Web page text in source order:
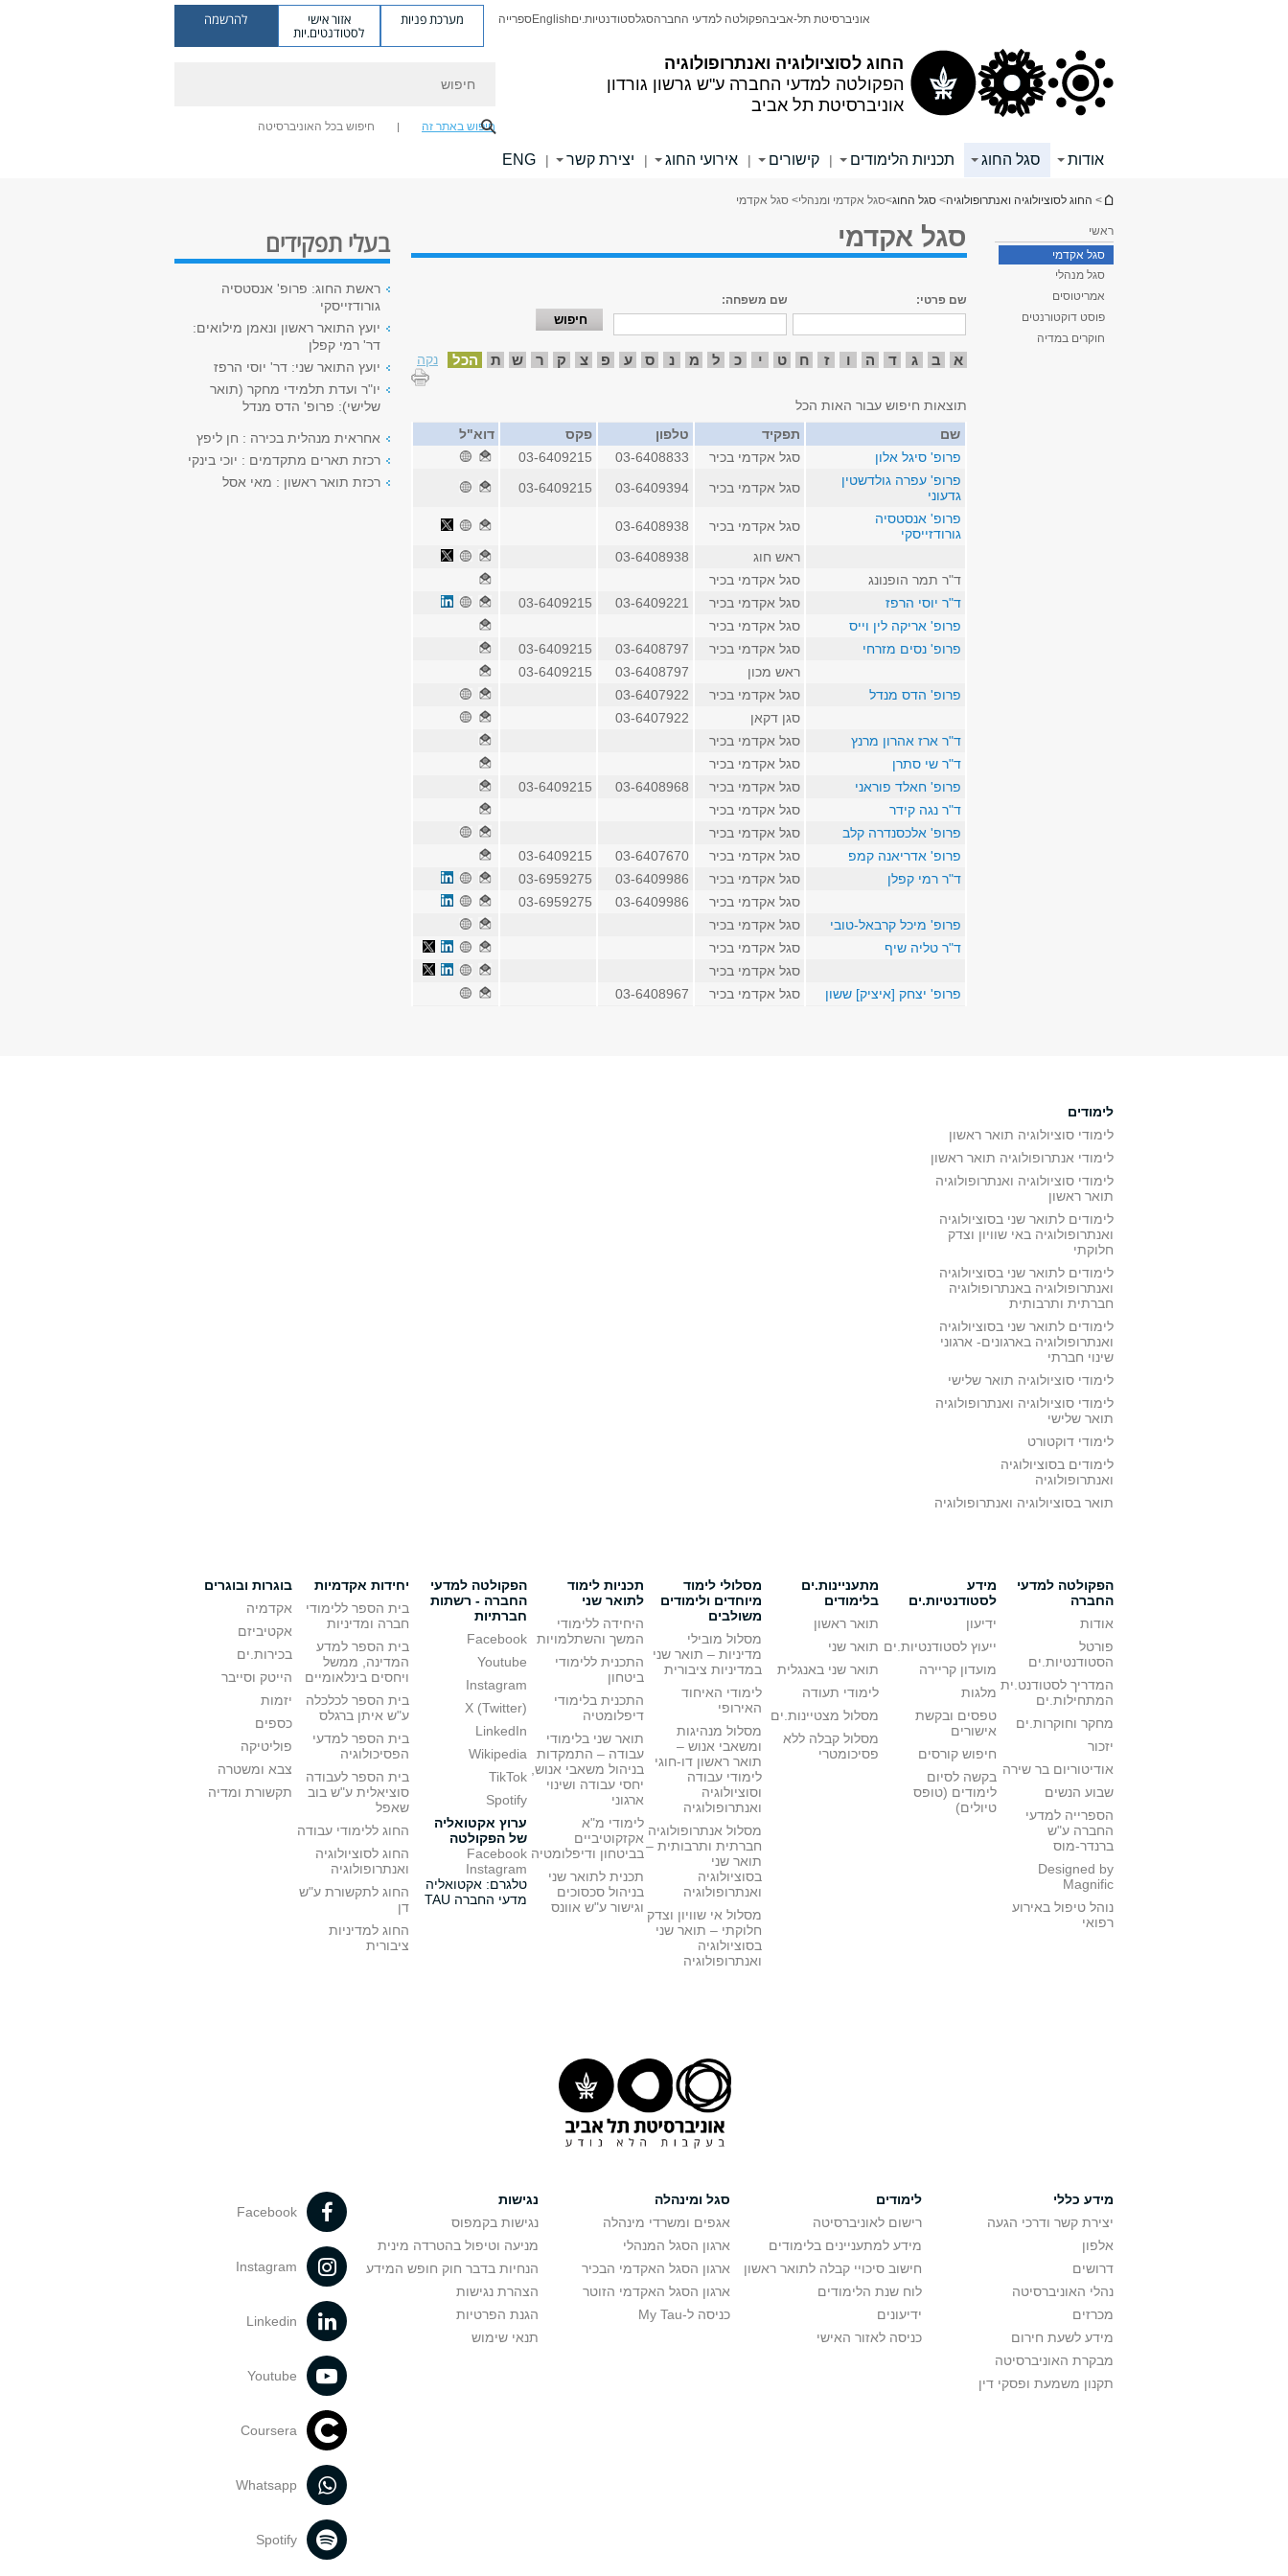
החוג לסוציולוגיה ואנתרופולוגיה
הפקולטה למדעי החברה ע"ש גרשון גורדון
אוניברסיטת תל אביב
אוניברסיטת תל-אביבהפקולטה למדעי החברהסגלסטודנטיות.יםEnglishספרייה מערכת פניות אזור אישי
לסטודנטים.יות
להרשמה
חיפוש באתר זה חיפוש בכל האוניברסיטה
אודות סגל החוג תכניות הלימודים | קישורים | אירועי החוג | יצירת קשר |
ENG
הינך נמצא כאן
> החוג לסוציולוגיה ואנתרופולוגיה> סגל החוג>סגל אקדמי ומנהלי> סגל אקדמי
ראשי
סגל אקדמי
סגל מנהלי
אמריטוסים
פוסט דוקטורנטים
חוקרים במדיה
סגל אקדמי
שם פרטי: שם משפחה:
א ב ג ד ה ו ז ח ט י כ ל מ נ ס ע פ צ ק ר ש ת הכל נקה
תוצאות חיפוש עבור האות הכל
שם
תפקיד טלפון פקס
דוא"ל
פרופ' סיגל אלון
סגל אקדמי בכיר 03-6408833
03-6409215
פרופ' עפרה גולדשטין
גדעוני
סגל אקדמי בכיר 03-6409394
03-6409215
פרופ' אנסטסיה
גורודזייסקי
סגל אקדמי בכיר
03-6408938
ראש חוג
03-6408938
ד"ר תמר הופנונג
סגל אקדמי בכיר
ד"ר יוסי הרפז
סגל אקדמי בכיר 03-6409221
03-6409215
פרופ' אריקה לין וייס
סגל אקדמי בכיר
פרופ' נסים מזרחי
סגל אקדמי בכיר 03-6408797
03-6409215
ראש מכון
03-6408797
03-6409215
פרופ' הדס מנדל
סגל אקדמי בכיר
03-6407922
סגן דקאן
03-6407922
ד"ר ארז אהרון מרנץ
סגל אקדמי בכיר
ד"ר שי סתרן
סגל אקדמי בכיר
פרופ' חאלד פוראני
סגל אקדמי בכיר 03-6408968
03-6409215
ד"ר נגה קידר
סגל אקדמי בכיר
פרופ' אלכסנדרה קלב
סגל אקדמי בכיר
פרופ' אדריאנה קמפ
סגל אקדמי בכיר 03-6407670
03-6409215
ד"ר רמי קפלן
סגל אקדמי בכיר 03-6409986
03-6959275
סגל אקדמי בכיר
03-6409986
03-6959275
פרופ' מיכל קרבאל-טובי
סגל אקדמי בכיר
ד"ר טליה שיף
סגל אקדמי בכיר
סגל אקדמי בכיר
פרופ' יצחק [איציק] ששון
סגל אקדמי בכיר 03-6408967
בעלי תפקידים
ראשת החוג: פרופ' אנסטסיה
גורודזייסקי
יועץ התואר ראשון ונאמן מילואים:
דר' רמי קפלן
יועץ התואר שני: דר' יוסי הרפז
יו"ר ועדת תלמידי מחקר (תואר
שלישי): פרופ' הדס מנדל
אחראית מנהלית בכירה : חן ליפץ
רכזת תארים מתקדמים : יוכי בינקי
רכזת תואר ראשון : מאי אסל
לימודים
לימודי סוציולוגיה תואר ראשון
לימודי אנתרופולוגיה תואר ראשון
לימודי סוציולוגיה ואנתרופולוגיה
תואר ראשון
לימודים לתואר שני בסוציולוגיה
ואנתרופולוגיה באי שוויון וצדק
חלוקתי
לימודים לתואר שני בסוציולוגיה
ואנתרופולוגיה באנתרופולוגיה
חברתית ותרבותית
לימודים לתואר שני בסוציולוגיה
ואנתרופולוגיה בארגונים- ארגוני
שינוי חברתי
לימודי סוציולוגיה תואר שלישי
לימודי סוציולוגיה ואנתרופולוגיה
תואר שלישי
לימודי דוקטורט
לימודים בסוציולוגיה
ואנתרופולוגיה
תואר בסוציולוגיה ואנתרופולוגיה
הפקולטה למדעי
החברה
אודות
פורטל
הסטודנטיות.ים
המדריך לסטודנט.ית
המתחילות.ים
מחקר וחוקרות.ים
יזכור
אודיטוריום בר שירה
שבוע הנשים
הספרייה למדעי
החברה ע"ש
ברנדר-מוס
Designed by
Magnific
נוהל טיפול באירוע
רפואי
מידע
לסטודנטיות.ים
ידיעון
ייעוץ לסטודנטיות.ים
מועדון קריירה
מלגות
טפסים ובקשת
אישורים
חיפוש קורסים
בקשה לסיום
לימודים (טופס
טיולים)
מתעניינות.ים
בלימודים
תואר ראשון
תואר שני
תואר שני באנגלית
לימודי תעודה
מסלול מצטיינות.ים
מסלול קבלה ללא
פסיכומטרי
מסלולי לימוד
מיוחדים ולימודים
משולבים
מסלול מובילי
מדיניות – תואר שני
במדיניות ציבורית
לימודי האיחוד
האירופי
מסלול מנהיגות
ומשאבי אנוש –
תואר ראשון דו-חוגי
לימודי עבודה
וסוציולוגיה
ואנתרופולוגיה
מסלול אנתרופולוגיה
חברתית ותרבותית –
תואר שני
בסוציולוגיה
ואנתרופולוגיה
מסלול אי שוויון וצדק
חלוקתי – תואר שני
בסוציולוגיה
ואנתרופולוגיה
תכניות לימוד
לתואר שני
היחידה ללימודי
המשך והשתלמויות
התכנית ללימודי
ביטחון
התכנית בלימודי
דיפלומטיה
תואר שני בלימודי
עבודה – התמקדות
בניהול משאבי אנוש,
יחסי עבודה ושינוי
ארגוני
לימודי מ"א
אקזקוטיביים
בביטחון ודיפלומטיה
תכנית לתואר שני
בניהול סכסוכים
וגישור ע"ש אוונס
הפקולטה למדעי
החברה - רשתות
חברתיות
Facebook
Youtube
Instagram
X (Twitter)
LinkedIn
Wikipedia
TikTok
Spotify
ערוץ אקטואליה
של הפקולטה
Facebook
Instagram
טלגרם: אקטואליה
מדעי החברה TAU
יחידות אקדמיות
בית הספר ללימודי
חברה ומדיניות
בית הספר למדע
המדינה, ממשל
ויחסים בינלאומיים
בית הספר לכלכלה
ע"ש איתן ברגלס
בית הספר למדעי
הפסיכולוגיה
בית הספר לעבודה
סוציאלית ע"ש בוב
שאפל
החוג ללימודי עבודה
החוג לסוציולוגיה
ואנתרופולוגיה
החוג לתקשורת ע"ש
דן
החוג למדיניות
ציבורית
בוגרות ובוגרים
אקדמיה
אקטיביזם
בכירות.ים
הייטק וסייבר
יזמות
כספים
פוליטיקה
צבא ומשטרה
תקשורת ומדיה
מידע כללי
יצירת קשר ודרכי הגעה
אלפון
דרושים
נהלי האוניברסיטה
מכרזים
מידע לשעת חירום
מבקרת האוניברסיטה
תקנון משמעת ופסקי דין
לימודים
רישום לאוניברסיטה
מידע למתעניינים בלימודים
חישוב סיכויי קבלה לתואר ראשון
לוח שנת הלימודים
ידיעונים
כניסה לאזור האישי
סגל ומינהלה
אגפים ומשרדי מינהלה
ארגון הסגל המנהלי
ארגון הסגל האקדמי הבכיר
ארגון הסגל האקדמי הזוטר
כניסה ל-My Tau
נגישות
נגישות בקמפוס
מניעה וטיפול בהטרדה מינית
הנחיות בדבר חוק חופש המידע
הצהרת נגישות
הגנת הפרטיות
תנאי שימוש
Facebook
Instagram
Linkedin
Youtube
Coursera
Whatsapp
Spotify